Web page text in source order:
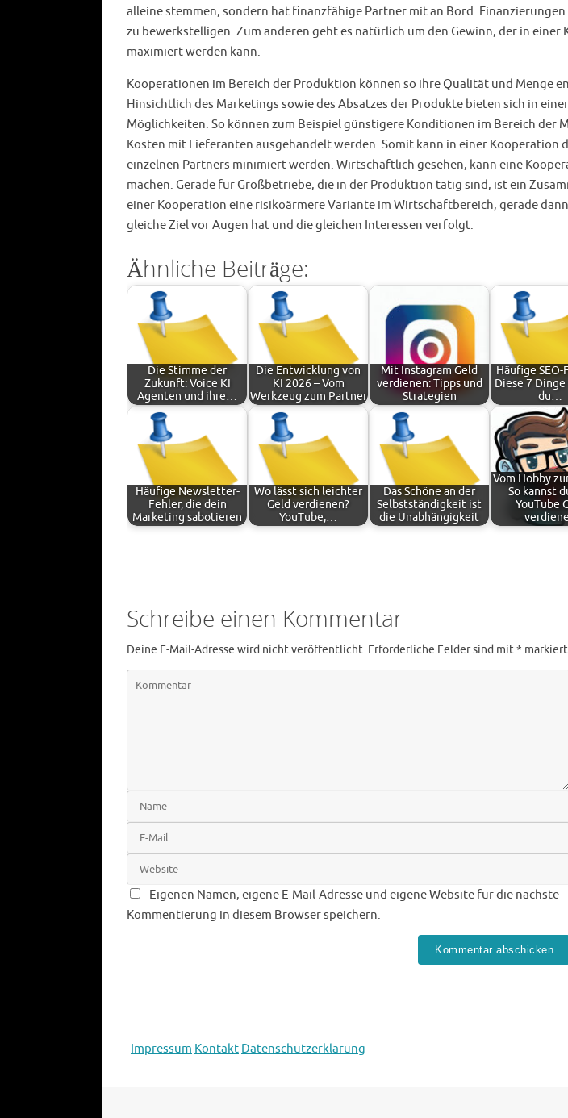
alleine stemmen, sondern hat finanzfähige Partner mit an Bord.
zu bewerkstelligen. Zum anderen geht es natürlich um den Gewinn, der in einer
maximiert werden kann.
Kooperationen im Bereich der Produktion können so ihre Qualität und Menge
Hinsichtlich des Marketings sowie des Absatzes der Produkte bieten sich in
Möglichkeiten. So können zum Beispiel günstigere Konditionen im Bereich der
Kosten mit Lieferanten ausgehandelt werden. Somit kann in einer Kooperation
einzelnen Partners minimiert werden. Wirtschaftlich gesehen, kann eine
machen. Gerade für Großbetriebe, die in der Produktion tätig sind, ist ein
einer Kooperation eine risikoärmere Variante im Wirtschaftbereich, gerade
gleiche Ziel vor Augen hat und die gleichen Interessen verfolgt.
Ähnliche Beiträge:
Die Stimme der
Zukunft: Voice KI
Agenten und ihre…
Die Entwicklung von
KI 2026 – Vom
Werkzeug zum Partner
Mit Instagram Geld
verdienen: Tipps und
Strategien
Häufige SEO-
Diese 7
du…
Häufige Newsletter-
Fehler, die dein
Marketing sabotieren
Wo lässt sich leichter
Geld verdienen?
YouTube,…
Das Schöne an der
Selbstständigkeit ist
die Unabhängigkeit
Vom Hobby
So kannst
YouTube
Schreibe einen Kommentar
Deine E-Mail-Adresse wird nicht veröffentlicht. Erforderliche Felder sind mit* markiert
Eigenen Namen, eigene E-Mail-Adresse und eigene Website für die nächste
Kommentierung in diesem Browser speichern.
Impressum Kontakt Datenschutzerklärung